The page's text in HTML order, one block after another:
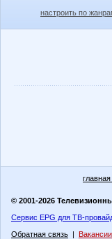
настроить по
© 2001-2026
Сервис EPG для ТВ-
Обратная связь | Вакансии